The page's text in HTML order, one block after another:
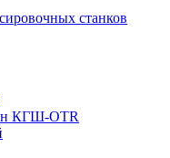
станков
КГШ-OTR